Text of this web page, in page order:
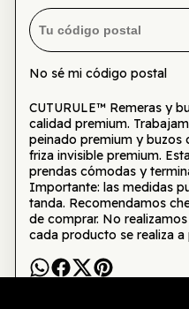
No sé mi código postal
CUTURULE™ Remeras y
calidad premium.
peinado premium y buzos
friza invisible premium.
prendas cómodas y
Importante: las medidas
tanda. Recomendamos
de comprar. No
cada producto se realiza a